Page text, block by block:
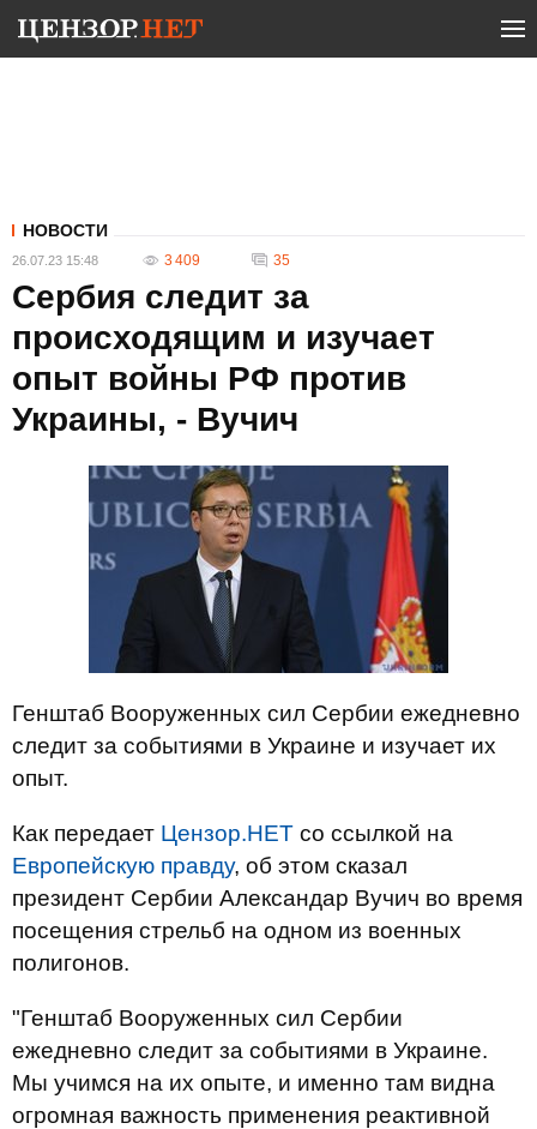
НОВОСТИ
26.07.23 15:48 3 409 35
Сербия следит за
происходящим и изучает
опыт войны РФ против
Украины, - Вучич
Генштаб Вооруженных сил Сербии ежедневно
следит за событиями в Украине и изучает их
опыт.
Как передает Цензор.НЕТ со ссылкой на
Европейскую правду, об этом сказал
президент Сербии Александар Вучич во время
посещения стрельб на одном из военных
полигонов.
"Генштаб Вооруженных сил Сербии
ежедневно следит за событиями в Украине.
Мы учимся на их опыте, и именно там видна
огромная важность применения реактивной